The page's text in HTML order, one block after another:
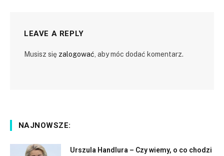
LEAVE A REPLY
Musisz się zalogować , aby móc dodać komentarz.
NAJNOWSZE:
Urszula Handlura – Czy wiemy, o co chodzi